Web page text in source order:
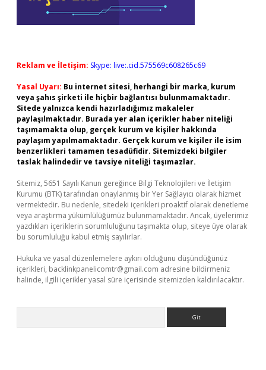
Reklam ve İletişim: Skype: live:.cid.575569c608265c69
Yasal Uyarı: Bu internet sitesi, herhangi bir marka, kurum
veya şahıs şirketi ile hiçbir bağlantısı bulunmamaktadır.
Sitede yalnızca kendi hazırladığımız makaleler
paylaşılmaktadır. Burada yer alan içerikler haber niteliği
taşımamakta olup, gerçek kurum ve kişiler hakkında
paylaşım yapılmamaktadır. Gerçek kurum ve kişiler ile isim
benzerlikleri tamamen tesadüfidir. Sitemizdeki bilgiler
taslak halindedir ve tavsiye niteliği taşımazlar.
Sitemiz, 5651 Sayılı Kanun gereğince Bilgi Teknolojileri ve İletişim
Kurumu (BTK) tarafından onaylanmış bir Yer Sağlayıcı olarak hizmet
vermektedir. Bu nedenle, sitedeki içerikleri proaktif olarak denetleme
veya araştırma yükümlülüğümüz bulunmamaktadır. Ancak, üyelerimiz
yazdıkları içeriklerin sorumluluğunu taşımakta olup, siteye üye olarak
bu sorumluluğu kabul etmiş sayılırlar.
Hukuka ve yasal düzenlemelere aykırı olduğunu düşündüğünüz
içerikleri, backlinkpanelicomtr@gmail.com adresine bildirmeniz
halinde, ilgili içerikler yasal süre içerisinde sitemizden kaldırılacaktır.